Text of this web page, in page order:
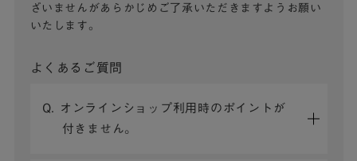
ざいませんがあらかじめご了承いただきますようお願い
いたします。
よくあるご質問
Q. オンラインショップ利用時のポイントが
付きません。